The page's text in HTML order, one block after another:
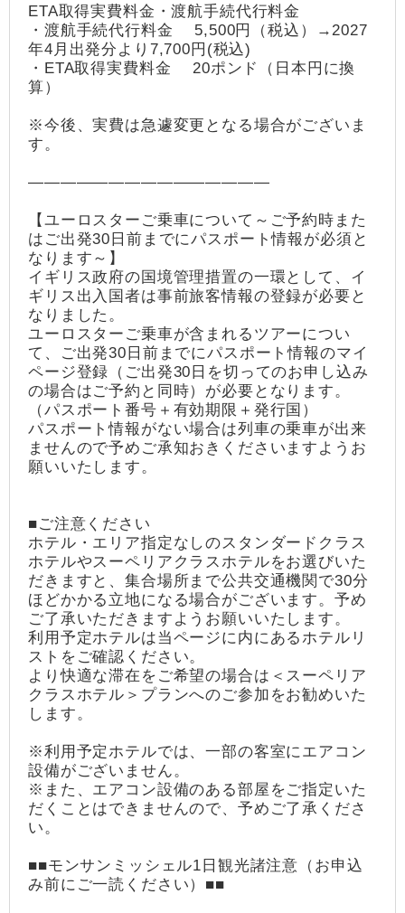
ETA取得実費料金・渡航手続代行料金
・渡航手続代行料金 5,500円（税込）→2027
年4月出発分より7,700円(税込)
・ETA取得実費料金 20ポンド（日本円に換
算）
※今後、実費は急遽変更となる場合がございま
す。
―――――――――――――――
【ユーロスターご乗車について～ご予約時また
はご出発30日前までにパスポート情報が必須と
なります～】
イギリス政府の国境管理措置の一環として、イ
ギリス出入国者は事前旅客情報の登録が必要と
なりました。
ユーロスターご乗車が含まれるツアーについ
て、ご出発30日前までにパスポート情報のマイ
ページ登録（ご出発30日を切ってのお申し込み
の場合はご予約と同時）が必要となります。
（パスポート番号＋有効期限＋発行国）
パスポート情報がない場合は列車の乗車が出来
ませんので予めご承知おきくださいますようお
願いいたします。
■ご注意ください
ホテル・エリア指定なしのスタンダードクラス
ホテルやスーペリアクラスホテルをお選びいた
だきますと、集合場所まで公共交通機関で30分
ほどかかる立地になる場合がございます。予め
ご了承いただきますようお願いいたします。
利用予定ホテルは当ページに内にあるホテルリ
ストをご確認ください。
より快適な滞在をご希望の場合は＜スーペリア
クラスホテル＞プランへのご参加をお勧めいた
します。
※利用予定ホテルでは、一部の客室にエアコン
設備がございません。
※また、エアコン設備のある部屋をご指定いた
だくことはできませんので、予めご了承くださ
い。
■■モンサンミッシェル1日観光諸注意（お申込
み前にご一読ください）■■